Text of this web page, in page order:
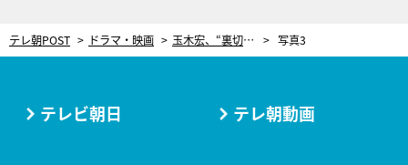
テレ朝POST ドラマ・映画 玉木宏、“裏切り上司”椎名桔平と直接対決！『桜の塔』第一部は“誰も想像し得なかった結末”に 写真3
テレビ朝日 テレ朝動画